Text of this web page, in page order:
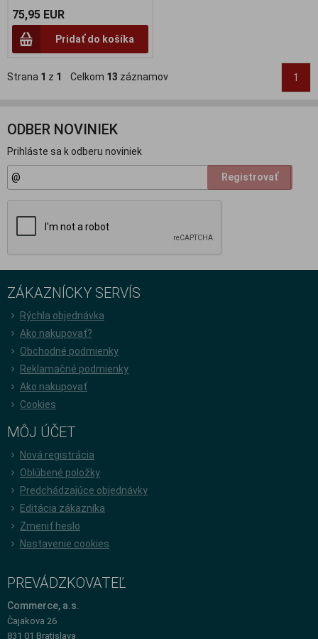
75,95 EUR
Pridať do košíka
Strana 1 z 1 Celkom 13 záznamov 1
ODBER NOVINIEK
Prihláste sa k odberu noviniek
Registrovať
ZÁKAZNÍCKY SERVÍS
Rýchla objednávka
Ako nakupovať?
Obchodné podmienky
Reklamačné podmienky
Ako nakupovať
Cookies
MÔJ ÚČET
Nová registrácia
Oblúbené položky
Predchádzajúce objednávky
Editácia zákazníka
Zmeniť heslo
Nastavenie cookies
PREVÁDZKOVATEĽ
Commerce, a.s.
Čajakova 26
831 01 Bratislava